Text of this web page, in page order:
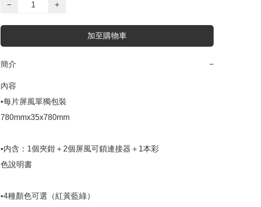
−
+
加至購物車
簡介 −
內容
•每片屏風單獨包裝
780mmx35x780mm
•内含：1個夾鉗＋2個屏風可鎖連接器＋1本彩
色說明書
•4種顏色可選（紅黃藍綠）